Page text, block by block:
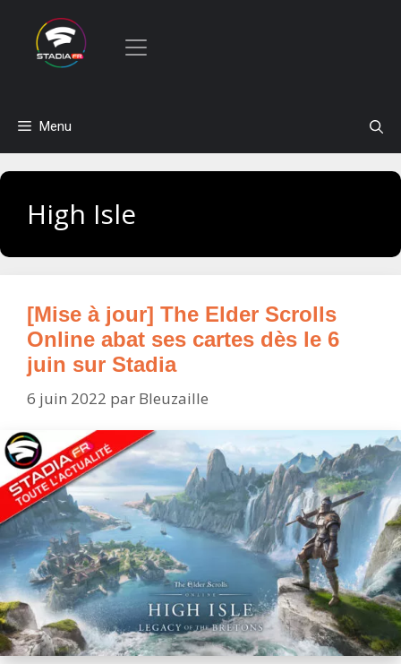
contenu
Menu
High Isle
[Mise à jour] The Elder Scrolls
Online abat ses cartes dès le 6
juin sur Stadia
6 juin 2022 par Bleuzaille